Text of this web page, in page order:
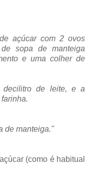
açúcar com 2 ovos
sopa de manteiga
e uma colher de
decilitro de leite, e a
de manteiga."
(como é habitual